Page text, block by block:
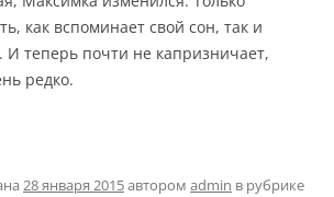
как вспоминает свой сон, так и
И теперь почти не капризничает,
редко.
28 января 2015автором admin в рубрике